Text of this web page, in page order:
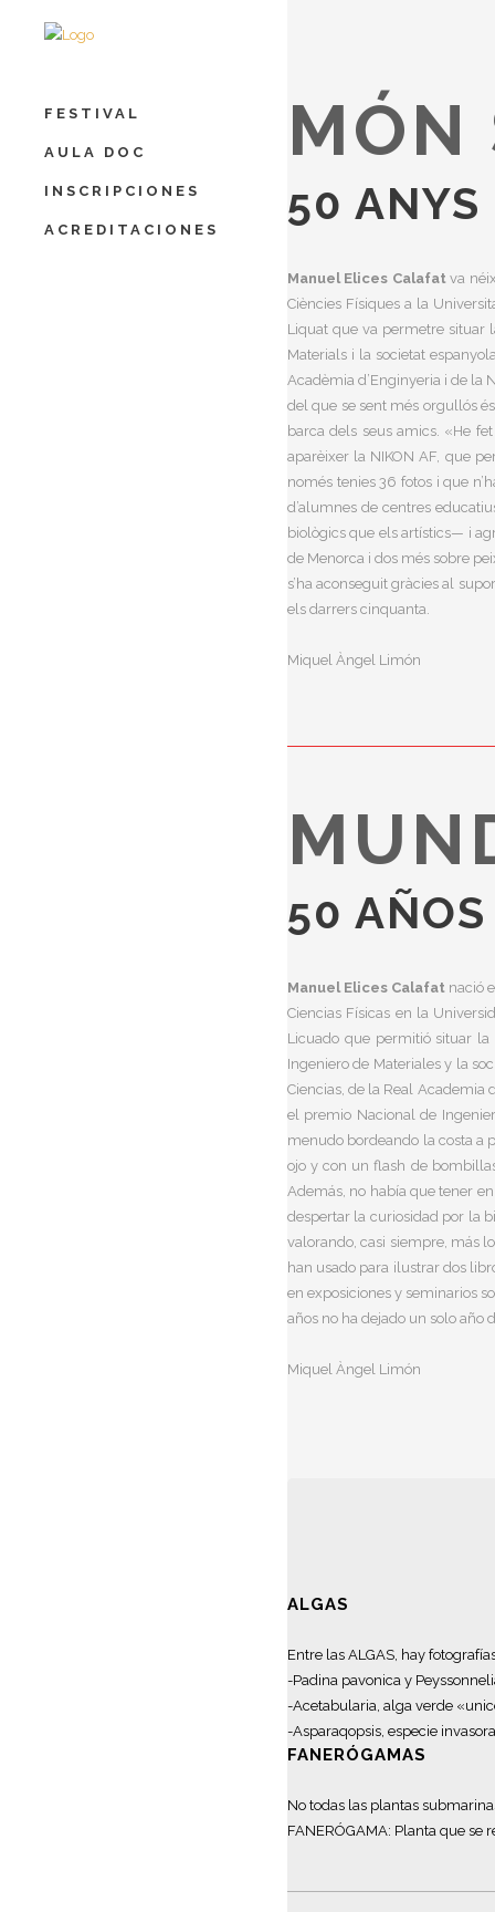
FESTIVAL
AULA DOC
INSCRIPCIONES
ACREDITACIONES
MÓN
50 ANYS
Manuel Elices Calafatva
Ciències Físiques a la
Liquat que va permetre situar
Materials i la societat
Acadèmia d’Enginyeria i de la
del que se sent més orgullós
barca dels seus amics. «He
aparèixer la NIKON AF, que
només tenies 36 fotos i que
d’alumnes de centres
biològics que els artístics— i
de Menorca i dos més sobre
s’ha aconseguit gràcies al
els darrers cinquanta.
Miquel Àngel Limón
50
Manuel Elices Calafat nació
Ciencias Físicas en la
Licuado que permitió situar
Ingeniero de Materiales y la
Ciencias, de la Real Academia
el premio Nacional de
menudo bordeando la costa a
ojo y con un flash de
Además, no había que tener
despertar la curiosidad por la
valorando, casi siempre, más
han usado para ilustrar dos
en exposiciones y seminarios
años no ha dejado un solo año
Miquel Àngel Limón
ALGAS
Entre las ALGAS, hay
-Padina pavonica y
-Acetabularia, alga verde
-Asparaqopsis, especie
FANERÓGAMAS
No todas las plantas
FANERÓGAMA: Planta que